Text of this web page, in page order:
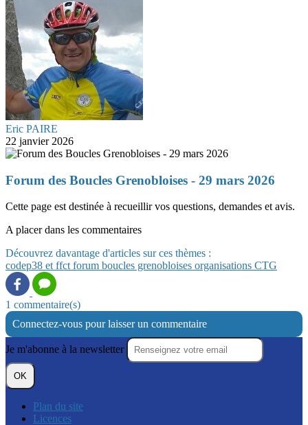
Eric PAIRE
22 janvier 2026
Forum des Boucles Grenobloises - 29 mars 2026
Cette page est destinée à recueillir vos questions, demandes et avis.
A placer dans les commentaires
Découvrez davantage d'articles sur ces thèmes :
codep38 et ffctforum boucles grenobloises organisations CTG
1 commentaire(s)
Connectez-vous pour laisser un commentaire
Je m'abonne à la newsletter
OK
Plan du site
Licences